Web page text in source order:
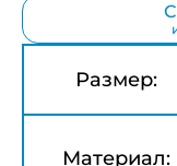
Размер:
Материал: